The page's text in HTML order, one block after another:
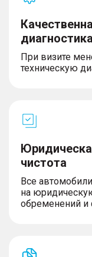
диагностика
При визите
техническую
чистота
Все
на
обременений и